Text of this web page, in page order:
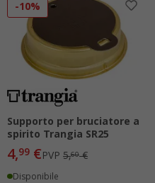
-10%
Supporto per bruciatore a
spirito Trangia SR25
4,99 €PVP 5,60€
Disponibile